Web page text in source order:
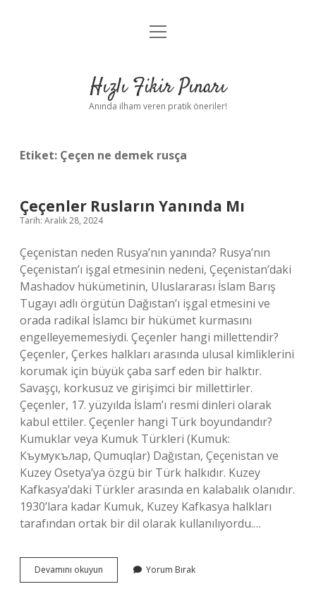
Anasayfa
Yasal Uyarı
menüyü
Hızlı Fikir Pınarı
Anında ilham veren pratik öneriler!
Etiket: Çeçen ne demek rusça
Çeçenler Rusların Yanında Mı
Tarih: Aralık 28, 2024
Çeçenistan neden Rusya’nın yanında? Rusya’nın
Çeçenistan’ı işgal etmesinin nedeni, Çeçenistan’daki
Mashadov hükümetinin, Uluslararası İslam Barış
Tugayı adlı örgütün Dağıstan’ı işgal etmesini ve
orada radikal İslamcı bir hükümet kurmasını
engelleyememesiydi. Çeçenler hangi millettendir?
Çeçenler, Çerkes halkları arasında ulusal kimliklerini
korumak için büyük çaba sarf eden bir halktır.
Savaşçı, korkusuz ve girişimci bir millettirler.
Çeçenler, 17. yüzyılda İslam’ı resmi dinleri olarak
kabul ettiler. Çeçenler hangi Türk boyundandır?
Kumuklar veya Kumuk Türkleri (Kumuk:
Къумукълар, Qumuqlar) Dağıstan, Çeçenistan ve
Kuzey Osetya’ya özgü bir Türk halkıdır. Kuzey
Kafkasya’daki Türkler arasında en kalabalık olanıdır.
1930’lara kadar Kumuk, Kuzey Kafkasya halkları
tarafından ortak bir dil olarak kullanılıyordu.…
Devamını okuyun Çeçenler
Rusların
Yorum Bırak